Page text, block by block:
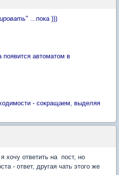
" ...пока )))
появится автоматом в
- сокращаем, выделяя
хочу ответить на пост, но
- ответ, другая чать этого же